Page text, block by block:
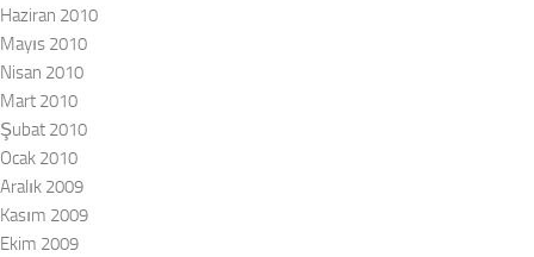
Haziran 2010
Mayıs 2010
Nisan 2010
Mart 2010
Şubat 2010
Ocak 2010
Aralık 2009
Kasım 2009
Ekim 2009